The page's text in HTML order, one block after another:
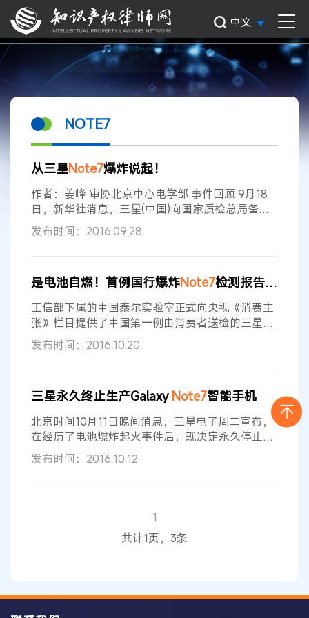
中文
NOTE7
从三星Note7爆炸说起！
作者：姜峰 审协北京中心电学部 事件回顾 9月18
日，新华社消息，三星(中国)向国家质检总局备案
召回计划，涉及中国大陆地区受影响的数字移动电
话机数量为1858台。通告中指出本次召回的原因
发布时间：2016.09.28
是电池自燃！首例国行爆炸Note7检测报告出炉
工信部下属的中国泰尔实验室正式向央视《消费主
张》栏目提供了中国第一例由消费者送检的三星国
行版Note 7燃损手机的检测报告。 此前，央视《消
费主张》栏目曾陪同遭遇国行版
爆炸的Note7手机进行检测。经过数天的燃损原因
分析，泰尔实验室得出了最终结论：张思童的手机
“因烧损严重，无法推定
发布时间：2016.10.20
三星永久终止生产Galaxy Note7智能手机
北京时间10月11日晚间消息，三星电子周二宣布，
在经历了电池爆炸起火事件后，现决定永久停止生
产和销售Galaxy Note7
司历史上这一最耻辱的事件之一。 三星是在韩国股
价再挫8%，收于1,545,000韩元，意味着公司市值
发布时间：2016.10.12
1
共计1页，3条